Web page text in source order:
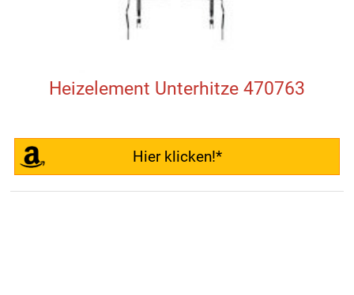
Heizelement Unterhitze 470763
Hier klicken!*